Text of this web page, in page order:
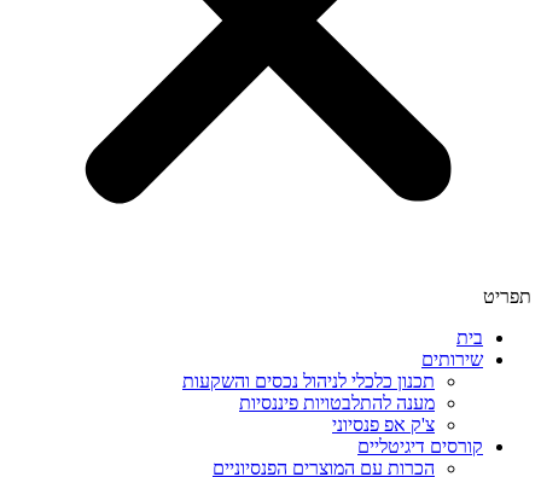
תפריט
בית
שירותים
תכנון כלכלי לניהול נכסים והשקעות
מענה להתלבטויות פיננסיות
צ'ק אפ פנסיוני
קורסים דיגיטליים
הכרות עם המוצרים הפנסיוניים